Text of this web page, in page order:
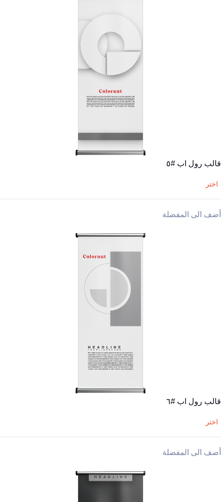
قالب رول اب #٥
اختر
أضف الى المفضلة
قالب رول اب #٦
اختر
أضف الى المفضلة